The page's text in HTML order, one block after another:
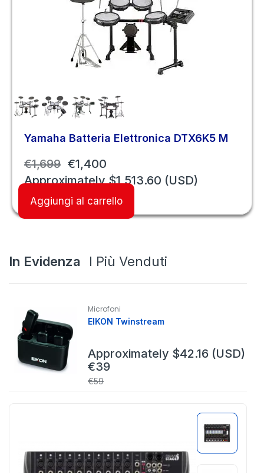
Yamaha Batteria Elettronica DTX6K5 M
€1,699 €1,400
Approximately$1,513.60 (USD)
Aggiungi al carrello
In Evidenza I Più Venduti
Microfoni
EIKON Twinstream
€59
€39
Approximately $42.16 (USD)